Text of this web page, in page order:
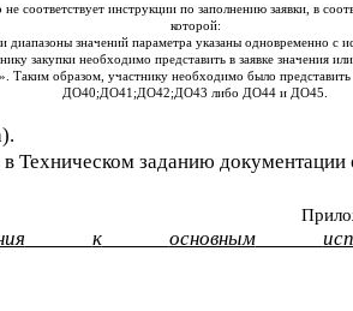
не соответствует инструкции по заполнению заявки, в
которой:
диапазоны значений параметра указаны одновременно с
закупки необходимо представить в заявке значения
Таким образом, участнику необходимо было
ДО40;ДО41;ДО42;ДО43 либо ДО44 и ДО45.
в Техническом заданию
к основным